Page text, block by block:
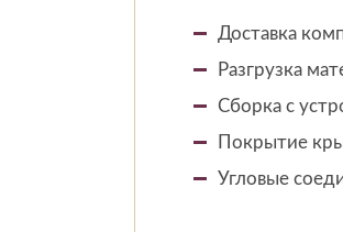
Доставка
Разгрузка
Сборка с
Покрытие
Угловые